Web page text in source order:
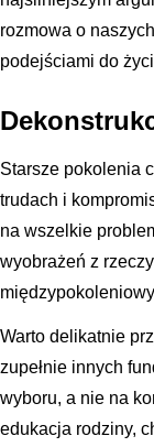
rozmowa o
podejściami do
Starsze pokolenia
trudach i
na wszelkie
wyobrażeń z
Warto delikatnie
zupełnie innych
wyboru, a nie na
edukacja rodziny,